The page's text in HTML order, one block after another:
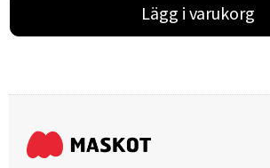
Lägg i varukorg